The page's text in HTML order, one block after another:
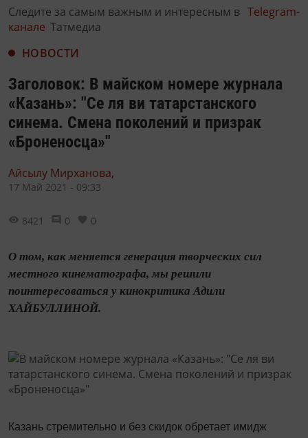
Следите за самым важным и интересным в Telegram-
канале Татмедиа
НОВОСТИ
Заголовок: В майском номере журнала
«Казань»: "Се ля ви татарстанского
синема. Смена поколений и призрак
«Броненосца»"
Айсылу Мирханова,
17 Май 2021 - 09:33
8421 0 0
О том, как меняется генерация творческих сил
местного кинематографа, мы решили
поинтересоваться у кинокритика Адили
ХАЙБУЛЛИНОЙ.
Казань стремительно и без скидок обретает имидж